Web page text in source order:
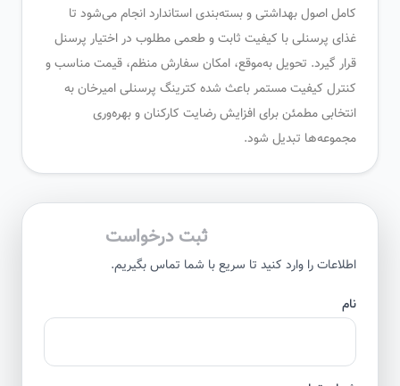
کامل اصول بهداشتی و بسته‌بندی استاندارد انجام می‌شود تا
غذای پرسنلی با کیفیت ثابت و طعمی مطلوب در اختیار پرسنل
قرار گیرد. تحویل به‌موقع، امکان سفارش منظم، قیمت مناسب و
کنترل کیفیت مستمر باعث شده کترینگ پرسنلی امیرخان به
انتخابی مطمئن برای افزایش رضایت کارکنان و بهره‌وری
مجموعه‌ها تبدیل شود.
ثبت درخواست
اطلاعات را وارد کنید تا سریع با شما تماس بگیریم.